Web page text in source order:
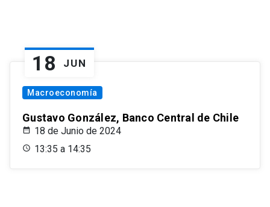
18 JUN
Macroeconomía
Gustavo González, Banco Central de Chile
18 de Junio de 2024
13:35 a 14:35